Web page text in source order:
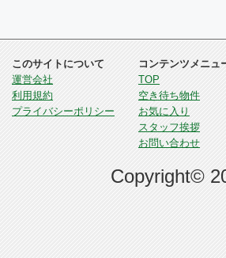
このサイトについて
運営会社
利用規約
プライバシーポリシー
コンテンツメニュ
TOP
空き待ち物件
お気に入り
スタッフ挨拶
お問い合わせ
Copyright©